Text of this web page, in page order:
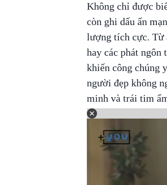
Không chỉ được
còn ghi dấu ấn
lượng tích cực. Từ
hay các phát ngôn
khiến công chúng
người đẹp không
minh và trái tim